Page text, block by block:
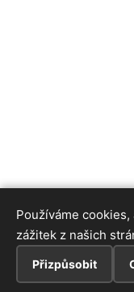
Používáme
zážitek z našich
Přizpůsobit